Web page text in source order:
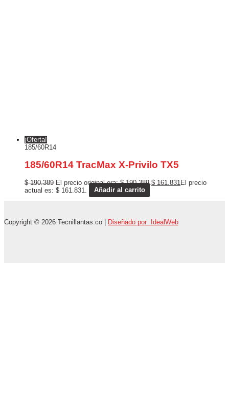
¡Oferta!
185/60R14
185/60R14 TracMax X-Privilo TX5
$190.389 El precio original era: $ 190.389. $ 161.831 El precio
actual es: $ 161.831.
Añadir al carrito
Copyright © 2026 Tecnillantas.co | Diseñado por IdealWeb